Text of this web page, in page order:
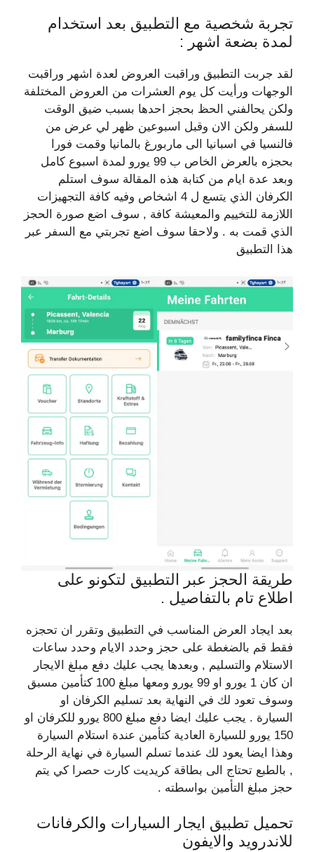
تجربة شخصية مع التطبيق بعد استخدام
لمدة بضعة اشهر :
لقد جربت التطبيق وراقبت العروض لعدة اشهر وراقبت
الوجهات ورأيت كل يوم العشرات من العروض المختلفة
ولكن يحالفني الحظ بحجز احدها بسبب ضيق الوقت
للسفر ولكن الان وقبل اسبوعين ظهر لي عرض من
فالنسيا في اسبانيا الى ماربورغ بالمانيا وقمت فورا
بحجزه بالعرض الخاص ب 99 يورو لمدة اسبوع كامل
وبعد عدة ايام من كتابة هذه المقالة سوف استلم
الكرفان الذي يتسع ل 4 اشخاص وفيه كافة التجهيزات
اللازمة للتخييم والمعيشة كافة , سوف اضع صورة الحجز
الذي قمت به . ولاحقا سوف اضع تجربتي مع السفر عبر
هذا التطبيق
طريقة الحجز عبر التطبيق لتكونو على
اطلاع تام بالتفاصيل .
بعد ايجاد العرض المناسب في التطبيق وتقرر ان تحجزه
فقط قم بالضغطة على حجز وحدد الايام وحدد ساعات
الاستلام والتسليم , وبعدها يجب عليك دفع مبلغ الايجار
ان كان 1 يورو او 99 يورو ومعها مبلغ 100 كتأمين مسبق
وسوف تعود لك في النهاية بعد تسليم الكرفان او
السيارة . يجب عليك ايضا دفع مبلغ 800 يورو للكرفان او
150 يورو للسيارة العادية كتأمين عندة استلام السيارة
وهذا ايضا يعود لك عندما تسلم السيارة في نهاية الرحلة
, بالطبع تحتاج الى بطاقة كريديت كارت حصرا كي يتم
حجز مبلغ التأمين بواسطته .
تحميل تطبيق ايجار السيارات والكرفانات
للاندرويد والايفون